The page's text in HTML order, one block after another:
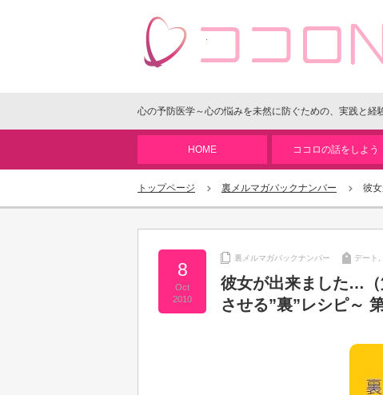
心の予防医学～心の悩みを未然に防ぐための、実践と
HOME ココロの話をしよう
トップページ 裏メルマガバックナンバー 彼
8
Oct
2010
裏メルマガバックナンバー デート
彼女が出来ました…（
させる”裏”レシピ～